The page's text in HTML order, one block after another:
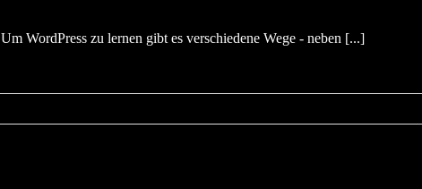
Um WordPress zu lernen gibt es verschiedene Wege - neben [...]